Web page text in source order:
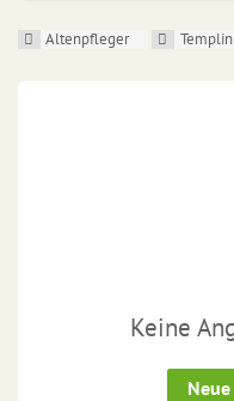
Altenpfleger Templin
Keine